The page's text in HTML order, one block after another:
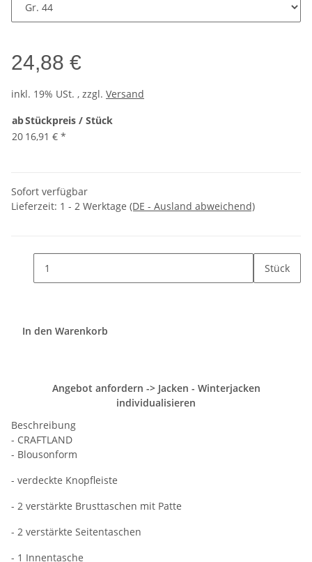
24,88 €
inkl. 19% USt. , zzgl. Versand
abStückpreis / Stück
20 16,91 € *
Sofort verfügbar
Lieferzeit: 1 - 2 Werktage (DE - Ausland abweichend)
Stück
In den Warenkorb
Angebot anfordern -> Jacken - Winterjacken
individualisieren
Beschreibung
- CRAFTLAND
- Blousonform
- verdeckte Knopfleiste
- 2 verstärkte Brusttaschen mit Patte
- 2 verstärkte Seitentaschen
- 1 Innentasche